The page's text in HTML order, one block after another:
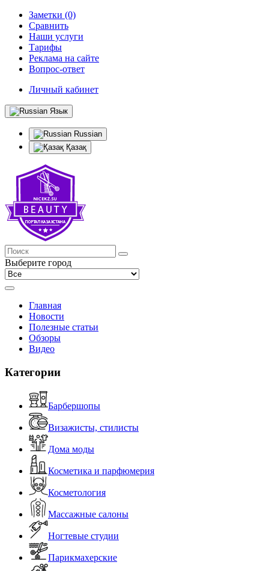
Заметки (0)
Сравнить
Наши услуги
Тарифы
Реклама на сайте
Вопрос-ответ
Личный кабинет
Язык
Russian
Қазақ
Выберите город
Главная
Новости
Полезные статьи
Обзоры
Видео
Категории
Барбершопы
Визажисты, стилисты
Дома моды
Косметика и парфюмерия
Косметология
Массажные салоны
Ногтевые студии
Парикмахерские